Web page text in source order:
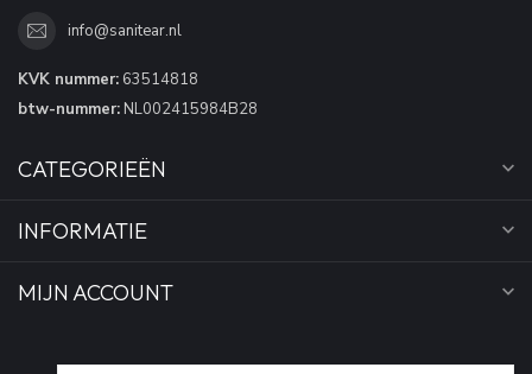
info@sanitear.nl
KVK nummer: 63514818
btw-nummer: NL002415984B28
CATEGORIEËN
INFORMATIE
MIJN ACCOUNT